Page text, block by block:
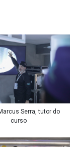
Serra, tutor do
curso